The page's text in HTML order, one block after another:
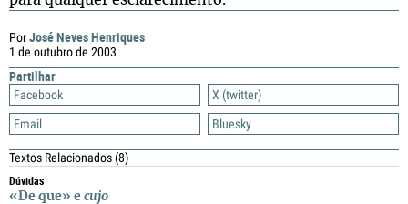
PorJosé Neves Henriques
1 de outubro de 2003
Partilhar
Facebook
X (twitter)
Email
Bluesky
Textos Relacionados(8)
Dúvidas
«De que» e cujo